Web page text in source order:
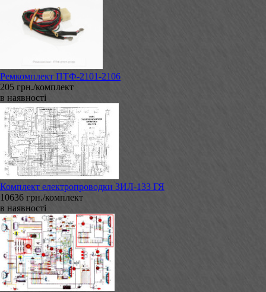
Ремкомплект ПТФ-2101-2106
205 грн./комплект
в наявності
Комплект електропроводки ЗИЛ-133 ГЯ
10636 грн./комплект
в наявності